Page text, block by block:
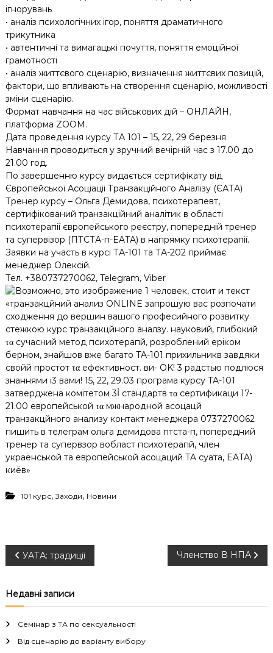
ігнорувань
• аналіз психологічних ігор, поняття драматичного
трикутника
• автентичні та вимагацькі почуття, поняття емоційної
грамотності
• аналіз життєвого сценарію, визначення життєвих позицій,
фактори, що впливають на створення сценарію, можливості
зміни сценарію.
Формат навчання на час військових дій – ОНЛАЙН,
платформа ZOOM.
Дата проведення курсу ТА 101 – 15, 22, 29 березня
Навчання проводиться у зручний вечірній час з 17.00 до
21.00 год.
По завершенню курсу видається сертифікату від
Європейської Асоціації Транзакційного Аналізу (ЄАТА)
Тренер курсу – Ольга Демидова, психотерапевт,
сертифікований транзакційний аналітик в області
психотерапії європейського реєстру, попередній тренер
та супервізор (ПТСТА-п-EATA) в напрямку психотерапії.
Заявки на участь в курсі ТА-101 та ТА-202 приймає
менеджер Олексій.
Тел. +380737270062, Telegram, Viber
101 курс,Заходи, Новини
Н
а
в
і
УАТА: традиції Членство В НПА
Недавні записи
Семінар з ТА по сексуальності
Від сценарію до варіанту вибору